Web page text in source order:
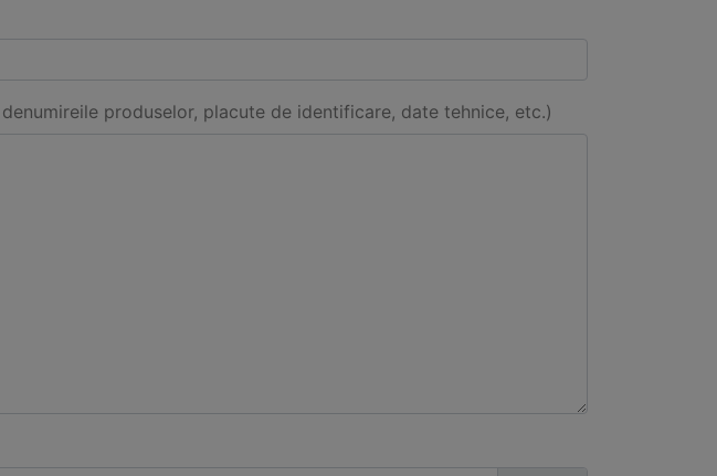
produselor, placute de identificare, date tehnice, etc.)